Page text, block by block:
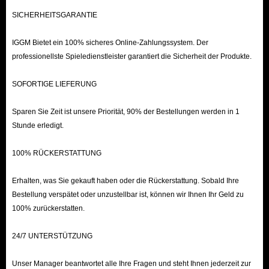
SICHERHEITSGARANTIE
IGGM Bietet ein 100% sicheres Online-Zahlungssystem. Der
professionellste Spieledienstleister garantiert die Sicherheit der Produkte.
SOFORTIGE LIEFERUNG
Sparen Sie Zeit ist unsere Priorität, 90% der Bestellungen werden in 1
Stunde erledigt.
100% RÜCKERSTATTUNG
Erhalten, was Sie gekauft haben oder die Rückerstattung. Sobald Ihre
Bestellung verspätet oder unzustellbar ist, können wir Ihnen Ihr Geld zu
100% zurückerstatten.
24/7 UNTERSTÜTZUNG
Unser Manager beantwortet alle Ihre Fragen und steht Ihnen jederzeit zur